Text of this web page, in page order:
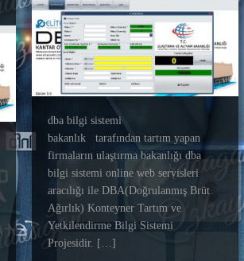
dba bilgi sistemi
bakanlık tarafından tartım yapan
firmaların ulaştırma bakanlığı dba
bilgi sistemi online web servisleri
aracılığı ile DBA(Doğrulanmış Brüt
Ağırlık) Konteyner Tartım ve
Yetkilendirme Bilgi Sistemi
Projesidir. […]